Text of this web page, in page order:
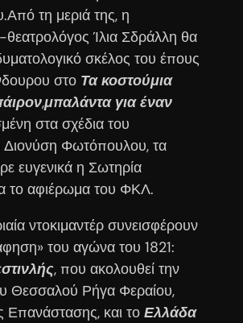
τη μεριά της, η
Ίλια Σδράλλη θα
σκέλος του έπους
στο Τα κοστούμια
,μπαλάντα για έναν
στα σχέδια του
Διονύση Φωτόπουλου, τα
ευγενικά η Σωτηρία
το αφιέρωμα του ΦΚΛ.
ντοκιμαντέρ συνεισφέρουν
του αγώνα του 1821:
, που ακολουθεί την
Θεσσαλού Ρήγα Φεραίου,
και το Ελλάδα